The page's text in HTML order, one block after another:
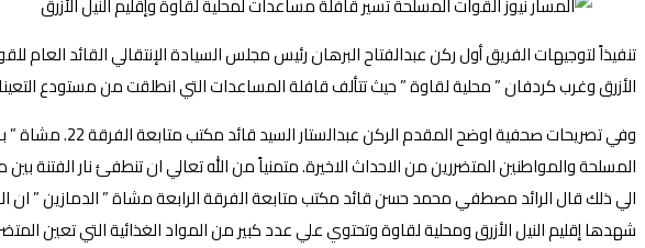
تنفيذاً لتوجيهات الفريق أول ركن عبدالفتاح البرهان رئيس مجلس السيادة الإنتقالي القائد
الأزرق وغرب كردفان ” محلية لقاوة ” حيث تتألف قافلة المساعدات التي انطلقت من مستودع
وفي تصريحات
المسلحة والمواطنين المتضررين من الاحداث الاخيرة. متمنياً من الله تعالي ان تنطفئ نار الفتنة
الي ذلك قال الرائد مصطفي محمد حسن قائد مكتب متابعة الفرقة الرابعة مشاة ” الدمازين ” ان
شهدها إقليم النيل الأزرق ومحلية لقاوة وتحتوي علي عدد كبير من المواد الغذائية التي تعين